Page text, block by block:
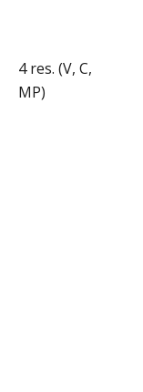
4 res. (V, C,
MP)